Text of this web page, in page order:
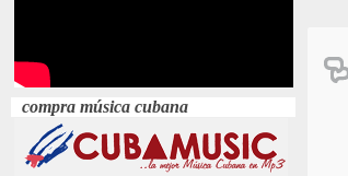
compra música cubana